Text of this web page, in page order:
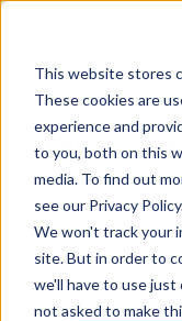
This website stores
These cookies are
experience and
to you, both on this
media. To find out
see our Privacy
We won't track your
site. But in order to
we'll have to use
not asked to make
Cobranzas